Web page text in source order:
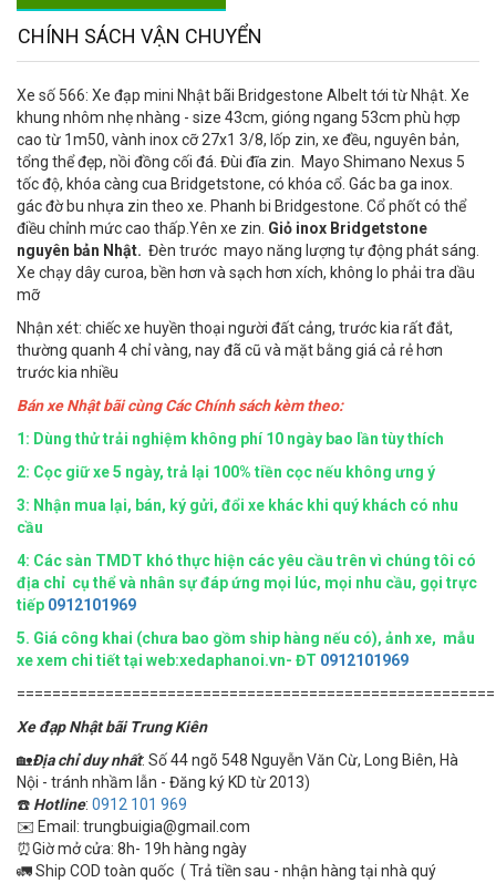
CHÍNH SÁCH VẬN CHUYỂN
Xe số 566: Xe đạp mini Nhật bãi Bridgestone Albelt tới từ Nhật. Xe
khung nhôm nhẹ nhàng - size 43cm, gióng ngang 53cm phù hợp
cao từ 1m50, vành inox cỡ 27x1 3/8, lốp zin, xe đều, nguyên bản,
tổng thể đẹp, nồi đồng cối đá. Đùi đĩa zin. Mayo Shimano Nexus 5
tốc độ, khóa càng cua Bridgetstone, có khóa cổ. Gác ba ga inox.
gác đờ bu nhựa zin theo xe. Phanh bi Bridgestone. Cổ phốt có thể
điều chỉnh mức cao thấp.Yên xe zin. Giỏ inox Bridgetstone
nguyên bản Nhật. Đèn trước mayo năng lượng tự động phát sáng.
Xe chạy dây curoa, bền hơn và sạch hơn xích, không lo phải tra dầu
mỡ
Nhận xét: chiếc xe huyền thoại người đất cảng, trước kia rất đắt,
thường quanh 4 chỉ vàng, nay đã cũ và mặt bằng giá cả rẻ hơn
trước kia nhiều
Bán xe Nhật bãi cùng Các Chính sách kèm theo:
1: Dùng thử trải nghiệm không phí 10 ngày bao lần tùy thích
2: Cọc giữ xe 5 ngày, trả lại 100% tiền cọc nếu không ưng ý
3: Nhận mua lại, bán, ký gửi, đổi xe khác khi quý khách có nhu
cầu
4: Các sàn TMDT khó thực hiện các yêu cầu trên vì chúng tôi có
địa chỉ cụ thể và nhân sự đáp ứng mọi lúc, mọi nhu cầu, gọi trực
tiếp 0912101969
5. Giá công khai (chưa bao gồm ship hàng nếu có), ảnh xe, mẫu
xe xem chi tiết tại web:xedaphanoi.vn- ĐT 0912101969
Xe đạp Nhật bãi Trung Kiên
🏡Địa chỉ duy nhất: Số 44 ngõ 548 Nguyễn Văn Cừ, Long Biên, Hà
Nội - tránh nhầm lẫn - Đăng ký KD từ 2013)
☎️ Hotline: 0912 101 969
✉️ Email: trungbuigia@gmail.com
⏰Giờ mở cửa: 8h- 19h hàng ngày
🚛 Ship COD toàn quốc ( Trả tiền sau - nhận hàng tại nhà quý